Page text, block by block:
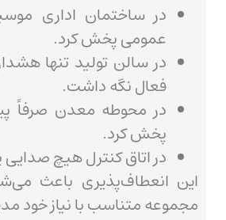
در ساختمان اداری
عمومی پخش کرد.
در سالن تولید تنها
فعال نگه داشت.
در محوطه معدن صرفاً
پخش کرد.
در اتاق کنترل هیچ
این انعطاف‌پذیری باعث
مجموعه متناسب با نیاز خود